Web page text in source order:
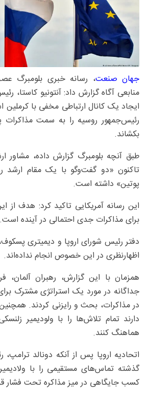
جهان صنعت، رسانه خبری بلومبرگ
منابعی آگاه گزارش داد: آنتونیو کاستا،
ایجاد یک کانال ارتباطی مخفی با کرملین
رئیس‌جمهور روسیه را به سمت مذاکرات
بکشاند.
طبق آنچه بلومبرگ گزارش داده، مشاور
تاکنون «دو گفت‌وگو با یک مقام ارشد
پوتین» داشته است.
این رسانه آمریکایی تاکید کرد: هدف از
برای مذاکرات جدی احتمالی در آینده است.
دفتر رئیس شورای اروپا و دیمیتری
اظهارنظری در این خصوص انجام نداده‌اند.
همزمان با این گزارش، رهبران آلمان،
جداگانه در مورد یک استراتژی مشترک
در مذاکرات، بحث و رایزنی کردند.
دارند تمام تلاش‌ها را با ولودیمیر
هماهنگ کنند.
اتحادیه اروپا پس از آنکه دونالد
گذشته تماس‌های مستقیمی را با
کسب جایگاهی در میز مذاکره تحت فشار